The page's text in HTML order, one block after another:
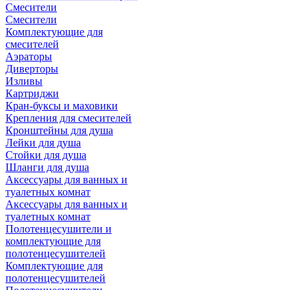
Смесители
Смесители
Комплектующие для
смесителей
Аэраторы
Диверторы
Изливы
Картриджи
Кран-буксы и маховики
Крепления для смесителей
Кронштейны для душа
Лейки для душа
Стойки для душа
Шланги для душа
Аксессуары для ванных и
туалетных комнат
Аксессуары для ванных и
туалетных комнат
Полотенцесушители и
комплектующие для
полотенцесушителей
Комплектующие для
полотенцесушителей